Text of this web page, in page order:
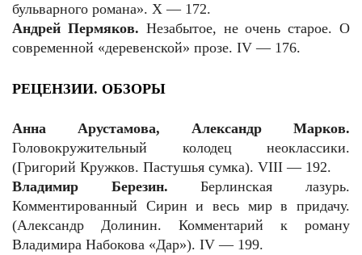
бульварного романа». X — 172.
Андрей Пермяков. Незабытое, не очень старое. О
современной «деревенской» прозе. IV — 176.
РЕЦЕНЗИИ. ОБЗОРЫ
Анна Арустамова, Александр Марков.
Головокружительный колодец неоклассики.
(Григорий Кружков. Пастушья сумка). VIII — 192.
Владимир Березин.Берлинская лазурь.
Комментированный Сирин и весь мир в придачу.
(Александр Долинин. Комментарий к роману
Владимира Набокова «Дар»). IV — 199.